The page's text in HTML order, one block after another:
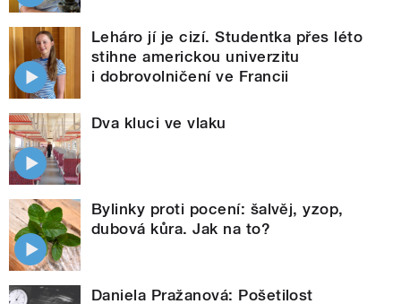
Leháro jí je cizí. Studentka přes léto
stihne americkou univerzitu
i dobrovolničení ve Francii
Dva kluci ve vlaku
Bylinky proti pocení: šalvěj, yzop,
dubová kůra. Jak na to?
Daniela Pražanová: Pošetilost